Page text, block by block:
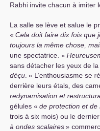
Rabhi invite chacun à imiter
La salle se lève et salue le
« Cela doit faire dix fois que
toujours la même chose,
une spectatrice. «
sans détacher les yeux de la
déçu » L’enthousiasme se
derrière leurs étals, des
redynamisation et
gélules « de protection et de
trois à six mois) ou le
à ondes scalaires»